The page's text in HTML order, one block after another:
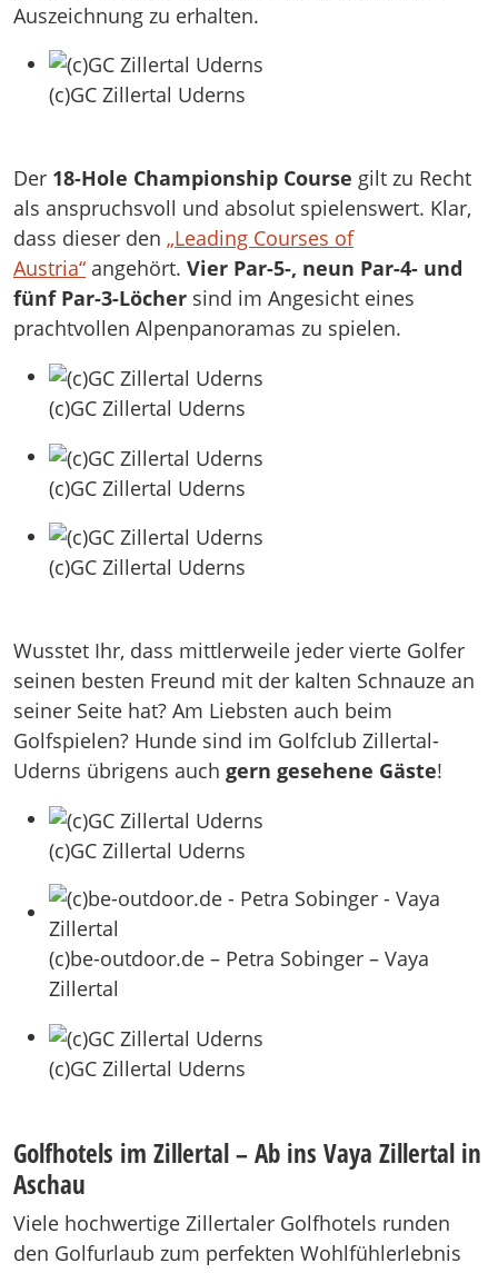
Auszeichnung zu erhalten.
(c)GC Zillertal Uderns
Der 18-Hole Championship Course gilt zu Recht
als anspruchsvoll und absolut spielenswert. Klar,
dass dieser den „Leading Courses of
Austria“ angehört. Vier Par-5-, neun Par-4- und
fünf Par-3-Löcher sind im Angesicht eines
prachtvollen Alpenpanoramas zu spielen.
(c)GC Zillertal Uderns
(c)GC Zillertal Uderns
(c)GC Zillertal Uderns
Wusstet Ihr, dass mittlerweile jeder vierte Golfer
seinen besten Freund mit der kalten Schnauze an
seiner Seite hat? Am Liebsten auch beim
Golfspielen? Hunde sind im Golfclub Zillertal-
Uderns übrigens auch gern gesehene Gäste!
(c)GC Zillertal Uderns
(c)be-outdoor.de – Petra Sobinger – Vaya
Zillertal
(c)GC Zillertal Uderns
Golfhotels im Zillertal – Ab ins Vaya Zillertal in
Aschau
Viele hochwertige Zillertaler Golfhotels runden
den Golfurlaub zum perfekten Wohlfühlerlebnis